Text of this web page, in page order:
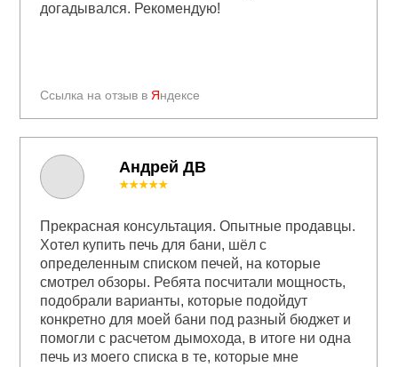
Ссылка на отзыв в Яндексе
догадывался. Рекомендую!
Андрей ДВ
★★★★★
Прекрасная консультация. Опытные продавцы.
Хотел купить печь для бани, шёл с
определенным списком печей, на которые
смотрел обзоры. Ребята посчитали мощность,
подобрали варианты, которые подойдут
конкретно для моей бани под разный бюджет и
помогли с расчетом дымохода, в итоге ни одна
печь из моего списка в те, которые мне